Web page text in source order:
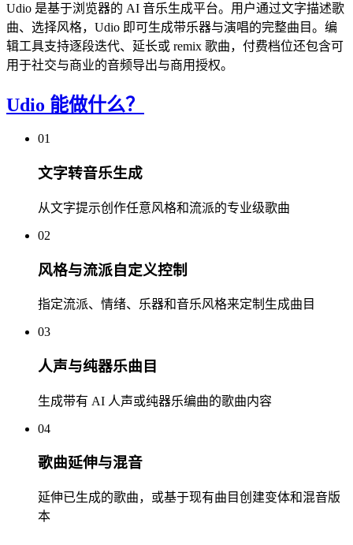
Udio 是基于浏览器的 AI 音乐生成平台。用户通过文字描述歌
曲、选择风格，Udio 即可生成带乐器与演唱的完整曲目。编
辑工具支持逐段迭代、延长或 remix 歌曲，付费档位还包含可
用于社交与商业的音频导出与商用授权。
Udio 能做什么？
01
文字转音乐生成
从文字提示创作任意风格和流派的专业级歌曲
02
风格与流派自定义控制
指定流派、情绪、乐器和音乐风格来定制生成曲目
03
人声与纯器乐曲目
生成带有 AI 人声或纯器乐编曲的歌曲内容
04
歌曲延伸与混音
延伸已生成的歌曲，或基于现有曲目创建变体和混音版
本